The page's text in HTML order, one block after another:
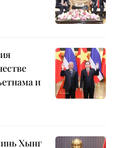
и
Хынг